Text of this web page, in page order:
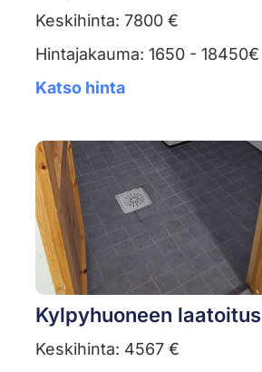
Keskihinta: 7800 €
Hintajakauma: 1650 - 18450€
Katso hinta
Kylpyhuoneen laatoitus
Keskihinta: 4567 €